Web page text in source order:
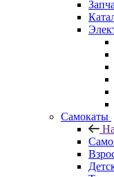
Самокаты